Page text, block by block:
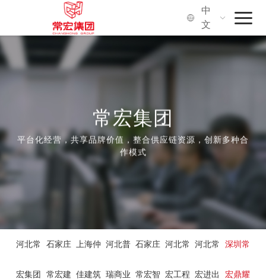
中
文
社会价值
关于我们
常宏集团
平台化经营，共享品牌价值，整合供应链资源，创新多种合
作模式
河北常
宏集团
石家庄
常宏建
上海仲
佳建筑
河北普
瑞商业
石家庄
常宏智
河北常
宏工程
河北常
宏进出
深圳常
宏鼎耀